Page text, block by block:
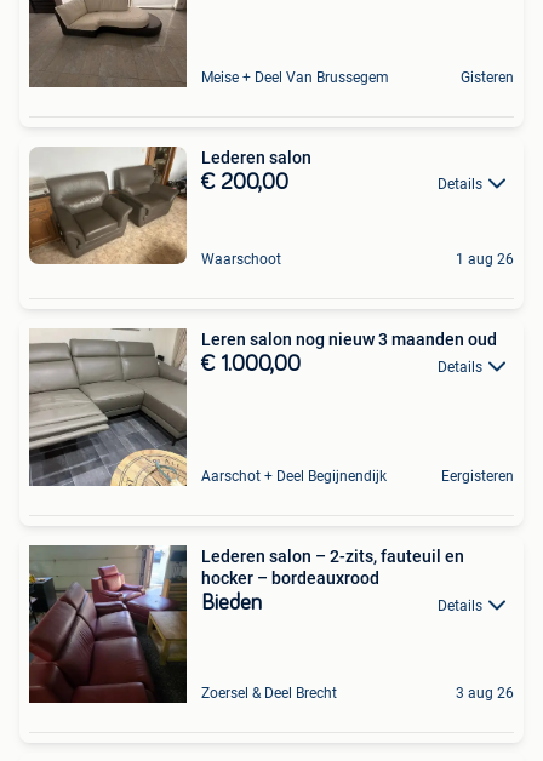
Meise + Deel Van Brussegem Gisteren
Lederen salon
€ 200,00 Details
Waarschoot 1 aug 26
Leren salon nog nieuw 3 maanden oud
€ 1.000,00 Details
Aarschot + Deel Begijnendijk Eergisteren
Lederen salon – 2-zits, fauteuil en
hocker – bordeauxrood
Bieden Details
Zoersel & Deel Brecht 3 aug 26